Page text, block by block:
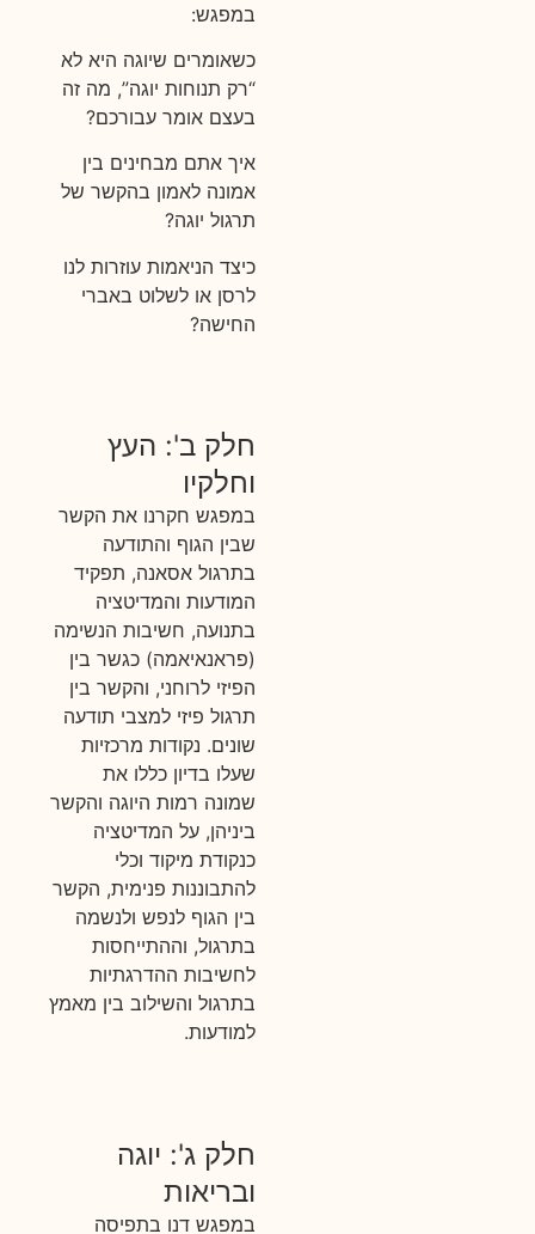
במפגש:
כשאומרים שיוגה היא לא
“רק תנוחות יוגה”, מה זה
בעצם אומר עבורכם?
איך אתם מבחינים בין
אמונה לאמון בהקשר של
תרגול יוגה?
כיצד הניאמות עוזרות לנו
לרסן או לשלוט באברי
החישה?
חלק ב': העץ
וחלקיו
במפגש חקרנו את הקשר
שבין הגוף והתודעה
בתרגול אסאנה, תפקיד
המודעות והמדיטציה
בתנועה, חשיבות הנשימה
(פראנאיאמה) כגשר בין
הפיזי לרוחני, והקשר בין
תרגול פיזי למצבי תודעה
שונים. נקודות מרכזיות
שעלו בדיון כללו את
שמונה רמות היוגה והקשר
ביניהן, על המדיטציה
כנקודת מיקוד וכלי
להתבוננות פנימית, הקשר
בין הגוף לנפש ולנשמה
בתרגול, וההתייחסות
לחשיבות ההדרגתיות
בתרגול והשילוב בין מאמץ
למודעות.
חלק ג': יוגה
ובריאות
במפגש דנו בתפיסה